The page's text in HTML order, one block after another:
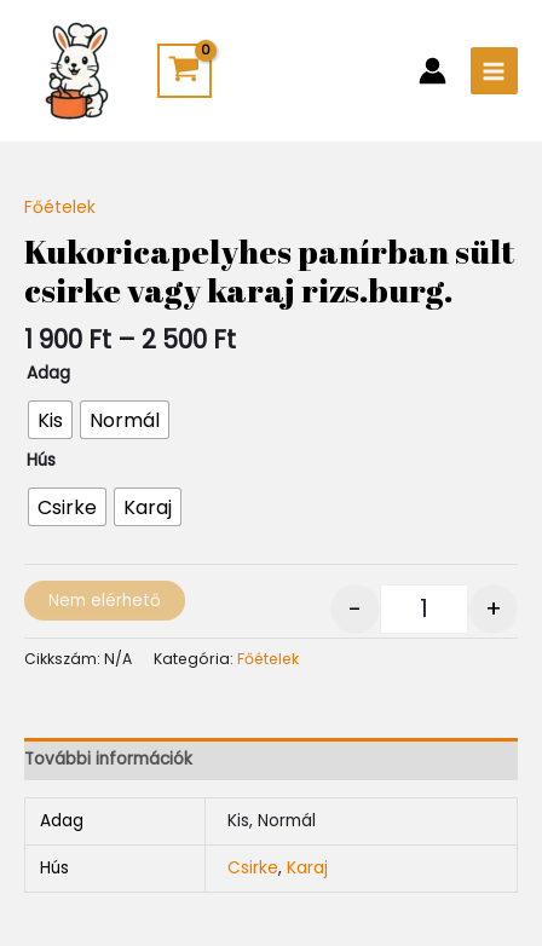
content
Főételek
Kukoricapelyhes panírban sült
csirke vagy karaj rizs.burg.
1 900 Ft – 2 500 Ft
1
900 Ft
-
2
500 Ft
Adag
Kis Normál
Hús
Csirke Karaj
- +
Nem elérhető
Cikkszám: N/A Kategória: Főételek
További információk
Adag Kis, Normál
Hús Csirke,Karaj